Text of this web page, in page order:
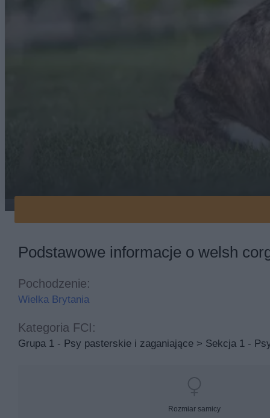
Podstawowe informacje o welsh
Pochodzenie:
Wielka Brytania
Kategoria FCI:
Grupa 1 - Psy pasterskie i zaganiające > Sekcja 1 -
Rozmiar samicy